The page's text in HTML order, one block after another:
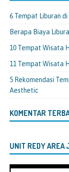
6 Tempat Liburan
Berapa Biaya
10 Tempat Wisata
11 Tempat Wisata
5 Rekomendasi
Aesthetic
KOMENTAR
UNIT REDY AREA